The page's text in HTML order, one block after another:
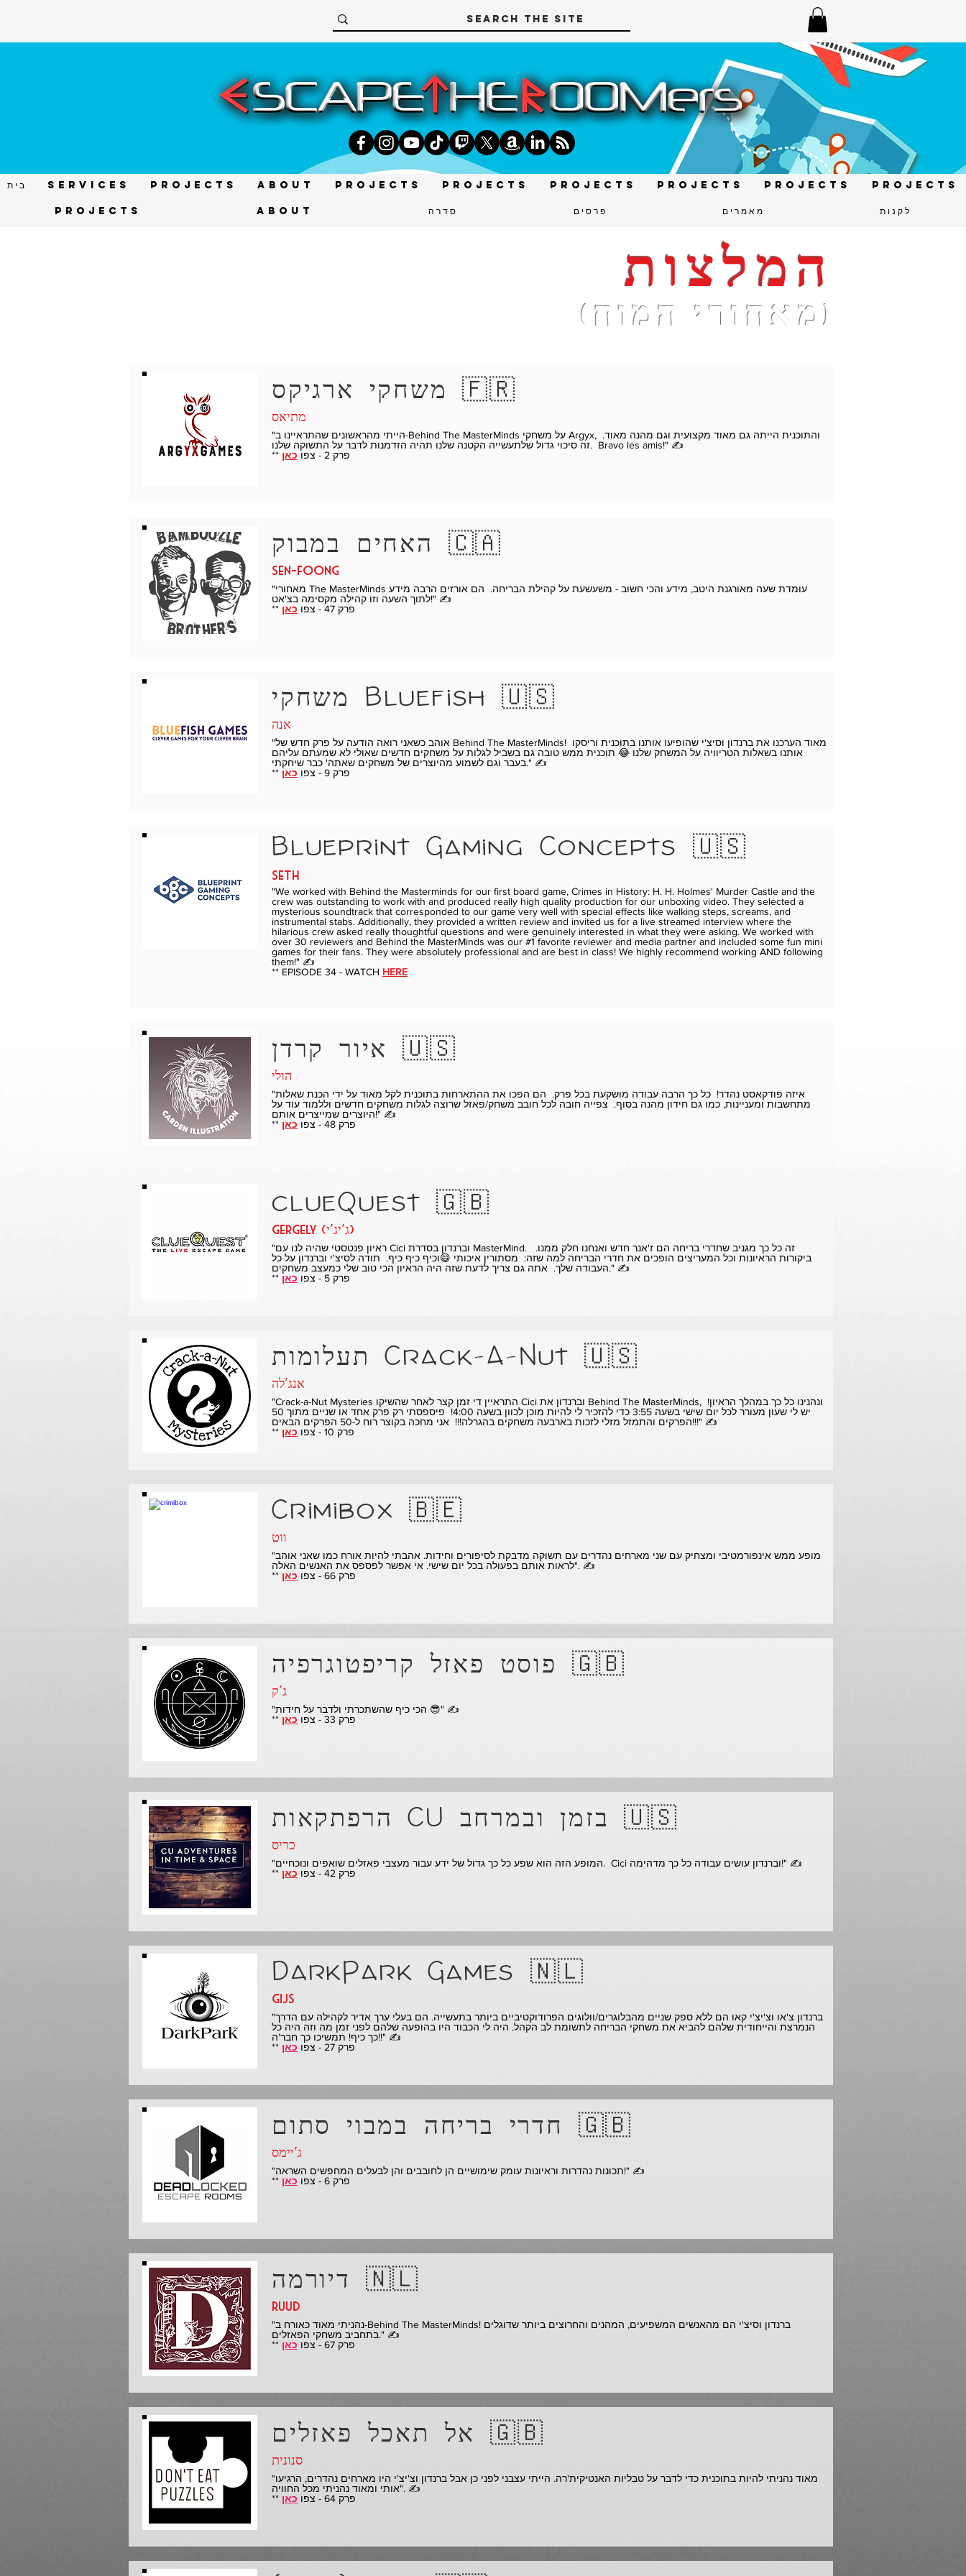
בית Services Projects About Projects Projects Projects Projects Projects Projects
Projects About סדרה פרסים מאמרים לקנות
המלצות
(מאחורי המוח)
משחקי ארגיקס 🇫🇷
מתיאס
"הייתי מהראשונים שהתראיינו ב-Behind The MasterMinds על משחקי Argyx, והתוכנית הייתה גם מאוד מקצועית וגם מהנה מאוד.
זה סיכוי גדול שלתעשייה הקטנה שלנו תהיה הזדמנות לדבר על התשוקה שלנו. Bravo les amis!" ✍️
** פרק 2 - צפו
כאן
האחים במבוק 🇨🇦
sen-foong
"מאחורי The MasterMinds עומדת שעה מאורגנת היטב, מידע והכי חשוב - משעשעת על קהילת הבריחה. הם אורזים הרבה מידע
לתוך השעה וזו קהילה מקסימה בצ'אט!" ✍️
** פרק 47 - צפו
כאן
משחקי Bluefish 🇺🇸
אנה
"אוהב כשאני רואה הודעה על פרק חדש של Behind The MasterMinds! מאוד הערכנו את ברנדון וסיצ'י שהופיעו אותנו בתוכנית וריסקו
אותנו בשאלות הטריוויה על המשחק שלנו 😂 תוכנית ממש טובה גם בשביל לגלות על משחקים חדשים שאולי לא שמעתם עליהם
בעבר וגם לשמוע מהיוצרים של משחקים שאתה' כבר שיחקתי." ✍️
** פרק 9 - צפו
כאן
Blueprint Gaming Concepts 🇺🇸
seth
"We worked with Behind the Masterminds for our first board game, Crimes in History: H. H. Holmes' Murder Castle and the
crew was outstanding to work with and produced really high quality production for our unboxing video. They selected a
mysterious soundtrack that corresponded to our game very well with special effects like walking steps, screams, and
instrumental stabs. Additionally, they provided a written review and invited us for a live streamed interview where the
hilarious crew asked really thoughtful questions and were genuinely interested in what they were asking. We worked with
over 30 reviewers and Behind the MasterMinds was our #1 favorite reviewer and media partner and included some fun mini
games for their fans. They were absolutely professional and are best in class! We highly recommend working AND following
them!" ✍️
** EPISODE 34 - WATCH HERE
איור קרדן 🇺🇸
הולי
"איזה פודקאסט נהדר! כל כך הרבה עבודה מושקעת בכל פרק. הם הפכו את ההתארחות בתוכנית לקל מאוד על ידי הכנת שאלות
מתחשבות ומעניינות, כמו גם חידון מהנה בסוף. צפייה חובה לכל חובב משחק/פאזל שרוצה לגלות משחקים חדשים וללמוד עוד על
היוצרים שמייצרים אותם!" ✍️
** פרק 48 - צפו
כאן
clueQuest 🇬🇧
gergely (ג'יג'י)
"ראיון פנטסטי שהיה לנו עם Cici וברנדון בסדרת MasterMind. זה כל כך מגניב שחדרי בריחה הם ז'אנר חדש ואנחנו חלק ממנו.
ביקורות הראיונות וכל המעריצים הופכים את חדרי הבריחה למה שזה: מסתורין איכותי 😄וכיף כיף כיף. תודה לסיצ'י וברנדון על כל
העבודה שלך. אתה גם צריך לדעת שזה היה הראיון הכי טוב שלי כמעצב משחקים." ✍️
** פרק 5 - צפו
כאן
תעלומות Crack-A-Nut 🇺🇸
אנג'לה
"Crack-a-Nut Mysteries התראיין די זמן קצר לאחר שהשיקו Cici וברנדון את Behind The MasterMinds, ונהנינו כל כך במהלך הראיון!
יש לי שעון מעורר לכל יום שישי בשעה 3:55 כדי להזכיר לי להיות מוכן לכוון בשעה 4:00! פיספסתי רק פרק אחד או שניים מתוך 50
הפרקים והתמזל מזלי לזכות בארבעה משחקים בהגרלה!!! אני מחכה בקוצר רוח ל-50 הפרקים הבאים!!!" ✍️
** פרק 10 - צפו
כאן
Crimibox 🇧🇪
ווט
"מופע ממש אינפורמטיבי ומצחיק עם שני מארחים נהדרים עם תשוקה מדבקת לסיפורים וחידות. אהבתי להיות אורח כמו שאני אוהב
לראות אותם בפעולה בכל יום שישי. אי אפשר לפספס את האנשים האלה". ✍️
** פרק 66 - צפו
כאן
פוסט פאזל קריפטוגרפיה 🇬🇧
ג'ק
"הכי כיף שהשתכרתי ולדבר על חידות 😎" ✍️
** פרק 33 - צפו
כאן
הרפתקאות CU בזמן ובמרחב 🇺🇸
כריס
"המופע הזה הוא שפע כל כך גדול של ידע עבור מעצבי פאזלים שואפים ונוכחיים. Cici וברנדון עושים עבודה כל כך מדהימה!" ✍️
** פרק 42 - צפו
כאן
DarkPark Games 🇳🇱
gijs
"ברנדון צ'או וצ'יצ'י קאו הם ללא ספק שניים מהבלוגרים/וולוגים הפרודוקטיביים ביותר בתעשייה. הם בעלי ערך אדיר לקהילה עם הדרך
הנמרצת והייחודית שלהם להביא את משחקי הבריחה לתשומת לב הקהל. היה לי הכבוד היו בהופעה שלהם לפני זמן מה וזה היה כל
כך כיף! תמשיכו כך חבר'ה!!" ✍️
** פרק 27 - צפו
כאן
חדרי בריחה במבוי סתום 🇬🇧
ג'יימס
"תכונות נהדרות וראיונות עומק שימושיים הן לחובבים והן לבעלים המחפשים השראה!" ✍️
** פרק 6 - צפו
כאן
דיורמה 🇳🇱
ruud
"נהניתי מאוד כאורח ב-Behind The MasterMinds! ברנדון וסיצ'י הם מהאנשים המשפיעים, המהנים והחרוצים ביותר שדוגלים
בתחביב משחקי הפאזלים." ✍️
** פרק 67 - צפו
כאן
אל תאכל פאזלים 🇬🇧
סנונית
"מאוד נהניתי להיות בתוכנית כדי לדבר על טבליות האנטיקית'רה. הייתי עצבני לפני כן אבל ברנדון וצ'יצ'י היו מארחים נהדרים, הרגיעו
אותי ומאוד נהניתי מכל החוויה". ✍️
** פרק 64 - צפו
כאן